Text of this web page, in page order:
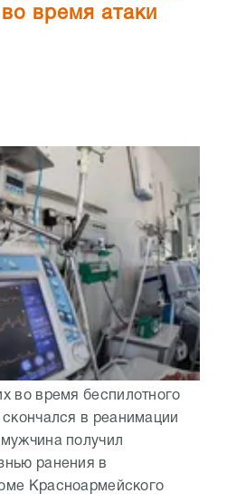
время атаки
во время беспилотного
в реанимации
получил
ранения в
Красноармейского